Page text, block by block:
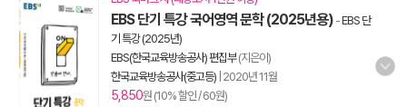
EBS 단기 특강 국어영역 문학 (2025년용) -EBS 단
기 특강 (2025년)
EBS(한국교육방송공사) 편집부(지은이)
한국교육방송공사(중고등) 2020년 11월
5,850원 (10% 할인 / 60원)